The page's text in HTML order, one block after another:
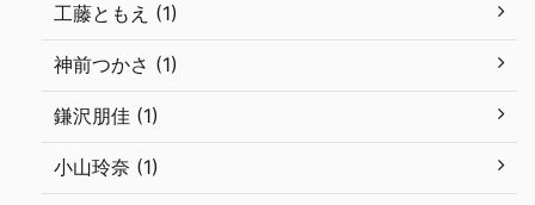
工藤ともえ (1)
神前つかさ (1)
鎌沢朋佳 (1)
小山玲奈 (1)